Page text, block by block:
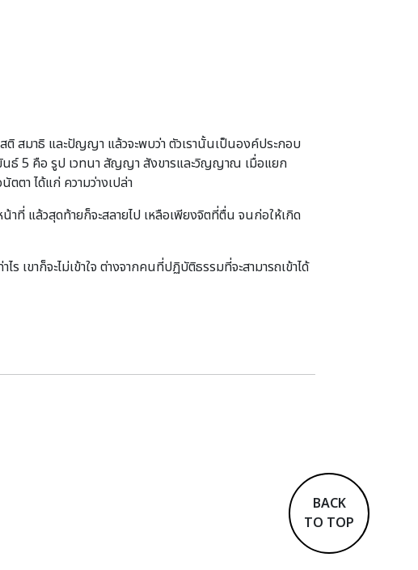
ติ สมาธิ และปัญญา แล้วจะพบว่า ตัวเรานั้นเป็นองค์ประกอบ
นธ์ 5 คือ รูป เวทนา สัญญา สังขารและวิญญาณ เมื่อแยก
ตา ได้แก่ ความว่างเปล่า
ที่ แล้วสุดท้ายก็จะสลายไป เหลือเพียงจิตที่ตื่น จนก่อให้เกิด
ขาก็จะไม่เข้าใจ ต่างจากคนที่ปฏิบัติธรรมที่จะสามารถเข้าได้
BACK
TO TOP